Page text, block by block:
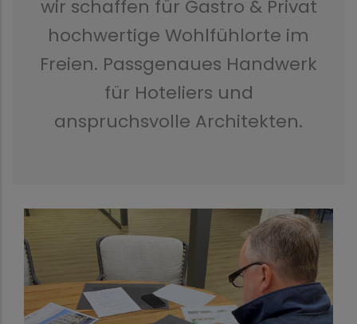
wir schaffen für Gastro & Privat
hochwertige Wohlfühlorte im
Freien. Passgenaues Handwerk
für Hoteliers und
anspruchsvolle Architekten.